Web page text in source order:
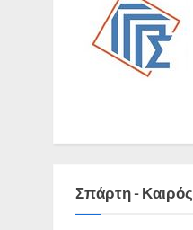
Σπάρτη - Καιρός